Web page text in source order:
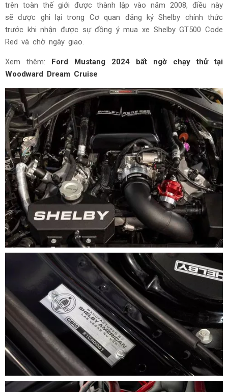
trên toàn thế giới được thành lập vào năm 2008, điều này
sẽ được ghi lại trong Cơ quan đăng ký Shelby chính thức
trước khi nhận được sự đồng ý mua xe Shelby GT500 Code
Red và chờ ngày giao.
Xem thêm: Ford Mustang 2024 bất ngờ chạy thử tại
Woodward Dream Cruise